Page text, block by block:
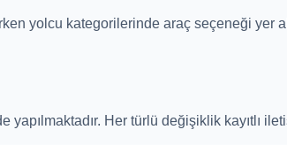
yolcu kategorilerinde araç seçeneği yer
Her türlü değişiklik kayıtlı